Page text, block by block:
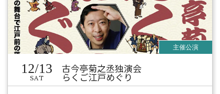
12/13
SAT
古今亭菊之丞独演会
らくご江戸めぐり